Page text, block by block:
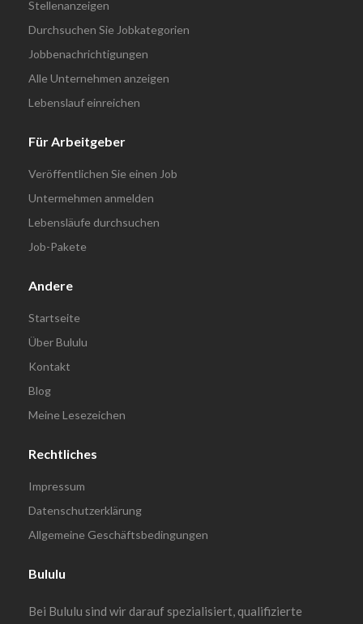
Stellenanzeigen
Durchsuchen Sie Jobkategorien
Jobbenachrichtigungen
Alle Unternehmen anzeigen
Lebenslauf einreichen
Für Arbeitgeber
Veröffentlichen Sie einen Job
Untermehmen anmelden
Lebensläufe durchsuchen
Job-Pakete
Andere
Startseite
Über Bululu
Kontakt
Blog
Meine Lesezeichen
Rechtliches
Impressum
Datenschutzerklärung
Allgemeine Geschäftsbedingungen
Bululu
Bei Bululu sind wir darauf spezialisiert, qualifizierte